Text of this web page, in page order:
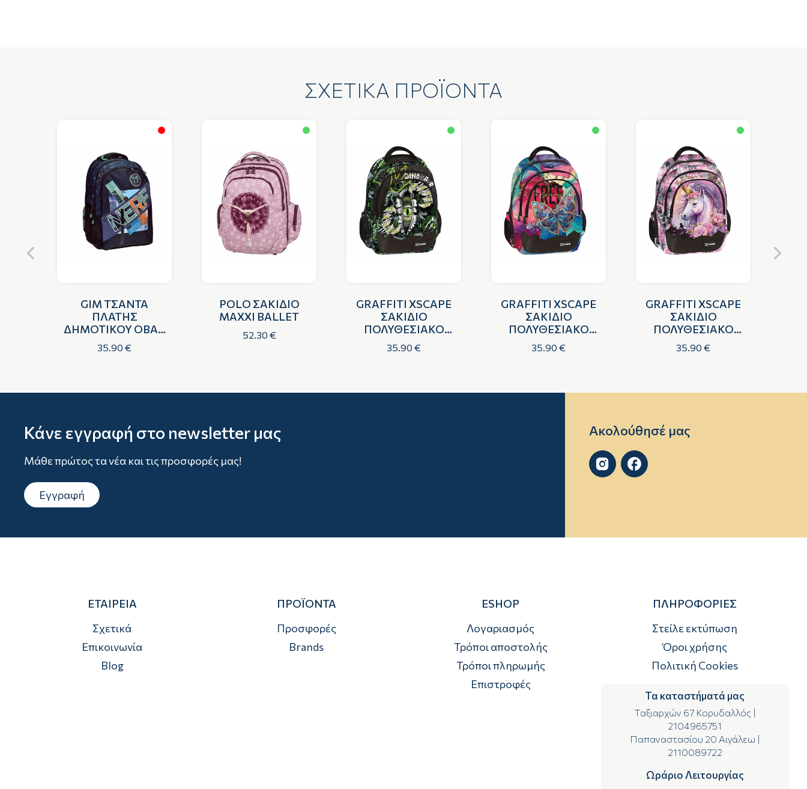
ΣΧΕΤΙΚΑ ΠΡΟΪΟΝΤΑ
GIM ΤΣΑΝΤΑ
ΠΛΑΤΗΣ
ΔΗΜΟΤΙΚΟΥ ΟΒΑΛ
NERF SIMULATION
35.90 €
POLO ΣΑΚΙΔΙΟ
MAXXI BALLET
52.30 €
GRAFFITI XSCAPE
ΣΑΚΙΔΙΟ
ΠΟΛΥΘΕΣΙΑΚΟ
ΔΕΙΝΟΣΑΥΡΟΣ
35.90 €
GRAFFITI XSCAPE
ΣΑΚΙΔΙΟ
ΠΟΛΥΘΕΣΙΑΚΟ
ΠΕΤΑΛΟΥΔΑ
35.90 €
GRAFFITI XSCAPE
ΣΑΚΙΔΙΟ
ΠΟΛΥΘΕΣΙΑΚΟ
ΜΟΝΟΚΕΡΟΣ
35.90 €
Κάνε εγγραφή στο newsletter μας
Μάθε πρώτος τα νέα και τις προσφορές μας!
Εγγραφή
Ακολούθησέ μας
 
ΕΤΑΙΡΕΙΑ
Σχετικά
Επικοινωνία
Blog
ΠΡΟΪΟΝΤΑ
Προσφορές
Brands
ESHOP
Λογαριασμός
Τρόποι αποστολής
Τρόποι πληρωμής
Επιστροφές
ΠΛΗΡΟΦΟΡΙΕΣ
Στείλε εκτύπωση
Όροι χρήσης
Πολιτική Cookies
Τα καταστήματά μας
Ταξιαρχών 67 Κορυδαλλός|
2104965751
Παπαναστασίου 20 Αιγάλεω
2110089722
Ωράριο Λειτουργίας